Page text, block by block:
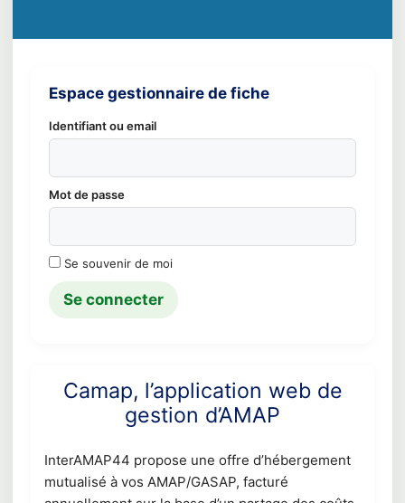
Espace gestionnaire de fiche
Identifiant ou email
Mot de passe
Se souvenir de moi
Camap, l’application web de
gestion d’AMAP
InterAMAP44 propose une offre d’hébergement
mutualisé à vos AMAP/GASAP, facturé